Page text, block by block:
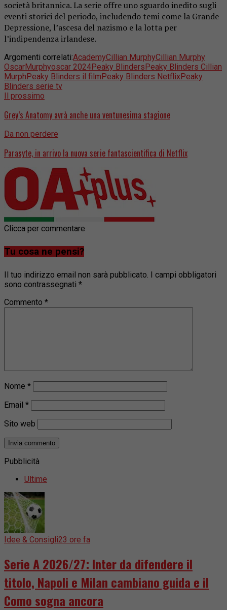
società britannica. La serie offre uno sguardo inedito sugli
eventi storici del periodo, includendo temi come la Grande
Depressione, l’ascesa del nazismo e la lotta per
l’indipendenza irlandese.
Argomenti correlati:AcademyCillian MurphyCillian Murphy
OscarMurphyoscar 2024Peaky Blinders Peaky Blinders Cillian
Murph Peaky Blinders il film Peaky Blinders NetflixPeaky
Blinders serie tv
Il prossimo
Grey’s Anatomy avrà anche una ventunesima stagione
Da non perdere
Parasyte, in arrivo la nuova serie fantascientifica di Netflix
Clicca per commentare
Tu cosa ne pensi?
Il tuo indirizzo email non sarà pubblicato. I campi obbligatori
sono contrassegnati *
Commento *
Nome *
Email *
Sito web
Pubblicità
Ultime
Idee & Consigli23 ore fa
Serie A 2026/27: Inter da difendere il
titolo, Napoli e Milan cambiano guida e il
Como sogna ancora